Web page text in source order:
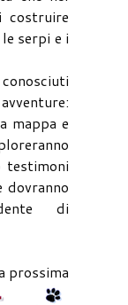
costruire
serpi e i
mappa e
testimoni
di
prossima